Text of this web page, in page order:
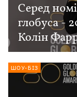
Серед
глобуса -
Колін
ШОУ-БІЗ